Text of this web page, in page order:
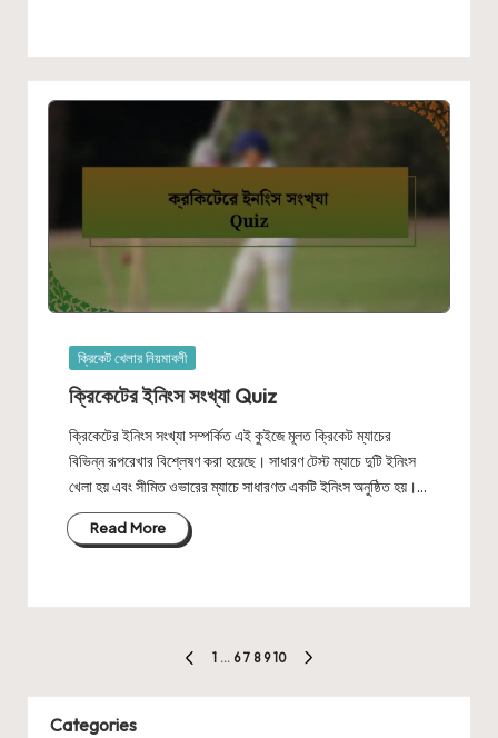
Posted
ক্রিকেট খেলার নিয়মাবলী
ক্রিকেটের ইনিংস সংখ্যা Quiz
ক্রিকেটের ইনিংস সংখ্যা সম্পর্কিত এই কুইজে মূলত ক্রিকেট ম্যাচের
বিভিন্ন রূপরেখার বিশ্লেষণ করা হয়েছে। সাধারণ টেস্ট ম্যাচে দুটি ইনিংস
খেলা হয় এবং সীমিত ওভারের ম্যাচে সাধারণত একটি ইনিংস অনুষ্ঠিত হয়।…
Read More
pagination
PREVIOUS
1 … 6 7 8 9 10
Categories